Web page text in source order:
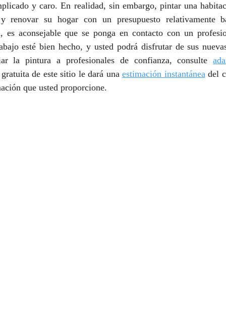
y caro. En realidad, sin embargo, pintar una
renovar su hogar con un presupuesto relativamente
es aconsejable que se ponga en contacto con un
esté bien hecho, y usted podrá disfrutar de sus
la pintura a profesionales de confianza, consulte
de este sitio le dará una estimación instantánea del
que usted proporcione.